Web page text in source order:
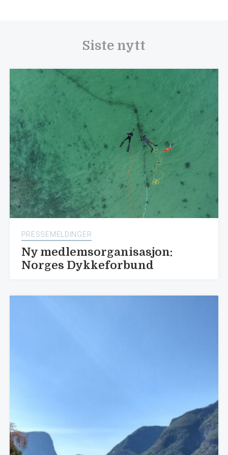
Siste nytt
PRESSEMELDINGER
Ny medlemsorganisasjon:
Norges Dykkeforbund